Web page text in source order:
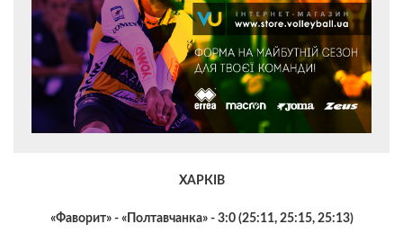
ХАРКІВ
«Фаворит» - «Полтавчанка» - 3:0 (25:11, 25:15, 25:13)